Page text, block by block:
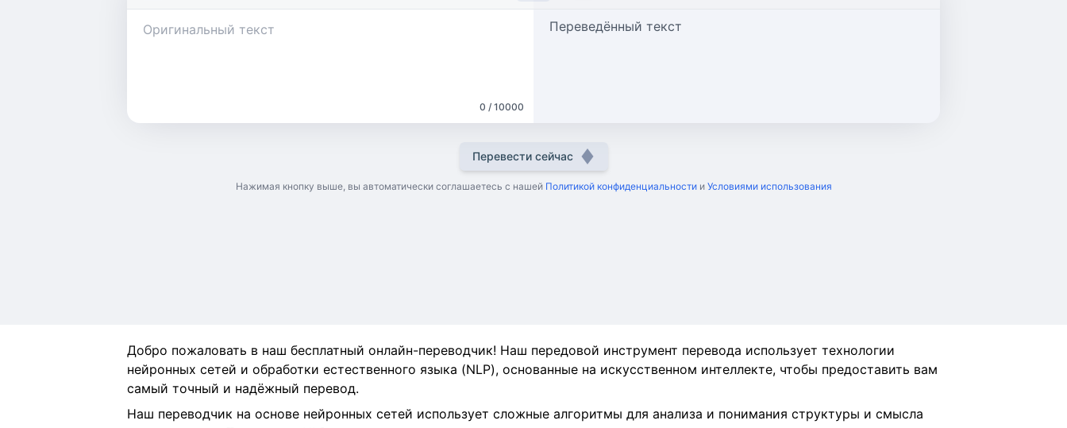
0 / 10000
Переведённый текст
Перевести сейчас
Нажимая кнопку выше, вы автоматически соглашаетесь с нашей Политикой конфиденциальности и Условиями использования
Добро пожаловать в наш бесплатный онлайн-переводчик! Наш передовой инструмент перевода использует технологии
нейронных сетей и обработки естественного языка (NLP), основанные на искусственном интеллекте, чтобы предоставить вам
самый точный и надёжный перевод.
Наш переводчик на основе нейронных сетей использует сложные алгоритмы для анализа и понимания структуры и смысла